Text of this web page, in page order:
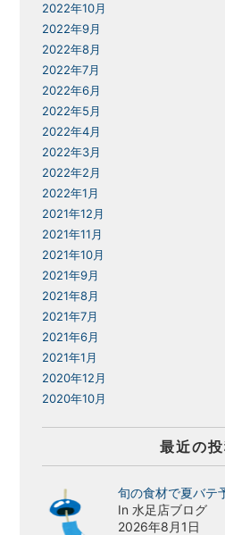
2022年10月
2022年9月
2022年8月
2022年7月
2022年6月
2022年5月
2022年4月
2022年3月
2022年2月
2022年1月
2021年12月
2021年11月
2021年10月
2021年9月
2021年8月
2021年7月
2021年6月
2021年1月
2020年12月
2020年10月
最近の
旬の食材で夏バテ
In 水足店ブログ
2026年8月1日